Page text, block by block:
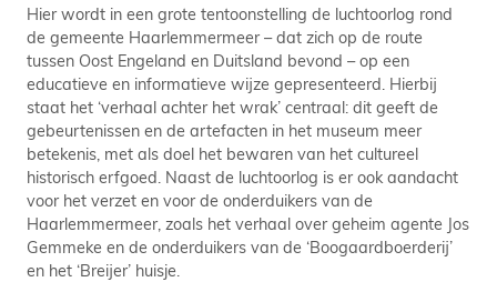
Hier wordt in een grote tentoonstelling de luchtoorlog rond
de gemeente Haarlemmermeer – dat zich op de route
tussen Oost Engeland en Duitsland bevond – op een
educatieve en informatieve wijze gepresenteerd. Hierbij
staat het ‘verhaal achter het wrak’ centraal: dit geeft de
gebeurtenissen en de artefacten in het museum meer
betekenis, met als doel het bewaren van het cultureel
historisch erfgoed. Naast de luchtoorlog is er ook aandacht
voor het verzet en voor de onderduikers van de
Haarlemmermeer, zoals het verhaal over geheim agente Jos
Gemmeke en de onderduikers van de ‘Boogaardboerderij’
en het ‘Breijer’ huisje.